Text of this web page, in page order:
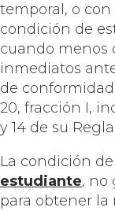
temporal, o
condición de
cuando menos
inmediatos
de
20, fracción I,
y 14 de su
La condición
estudiante, no
para obtener